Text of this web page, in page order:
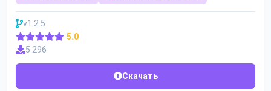
v1.2.5
5.0
5 296
Скачать